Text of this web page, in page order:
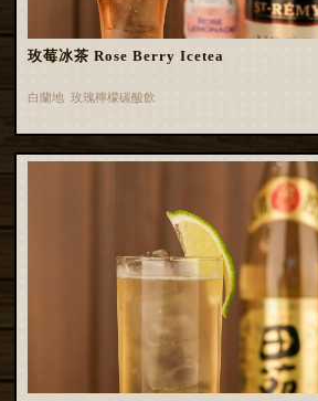
玫莓冰茶 Rose Berry Icetea
白蘭地 玫瑰檸檬碳酸飲